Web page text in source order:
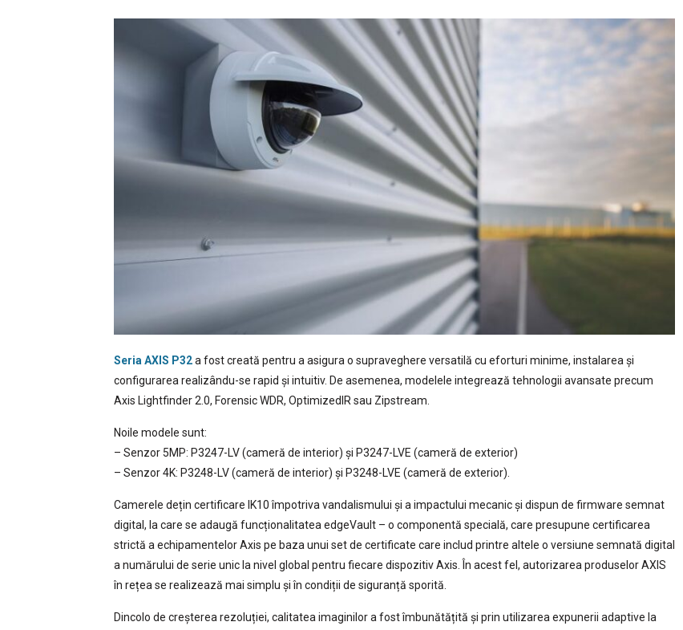
Seria AXIS P32a fost creată pentru a asigura o supraveghere versatilă cu eforturi minime, instalarea și
configurarea realizându-se rapid și intuitiv. De asemenea, modelele integrează tehnologii avansate precum
Axis Lightfinder 2.0, Forensic WDR, OptimizedIR sau Zipstream.
Noile modele sunt:
– Senzor 5MP: P3247-LV (cameră de interior) și P3247-LVE (cameră de exterior)
– Senzor 4K: P3248-LV (cameră de interior) și P3248-LVE (cameră de exterior).
Camerele dețin certificare IK10 împotriva vandalismului și a impactului mecanic și dispun de firmware semnat
digital, la care se adaugă funcționalitatea edgeVault – o componentă specială, care presupune certificarea
strictă a echipamentelor Axis pe baza unui set de certificate care includ printre altele o versiune semnată digital
a numărului de serie unic la nivel global pentru fiecare dispozitiv Axis. În acest fel, autorizarea produselor AXIS
în rețea se realizează mai simplu și în condiții de siguranță sporită.
Dincolo de creșterea rezoluției, calitatea imaginilor a fost îmbunătățită și prin utilizarea expunerii adaptive la